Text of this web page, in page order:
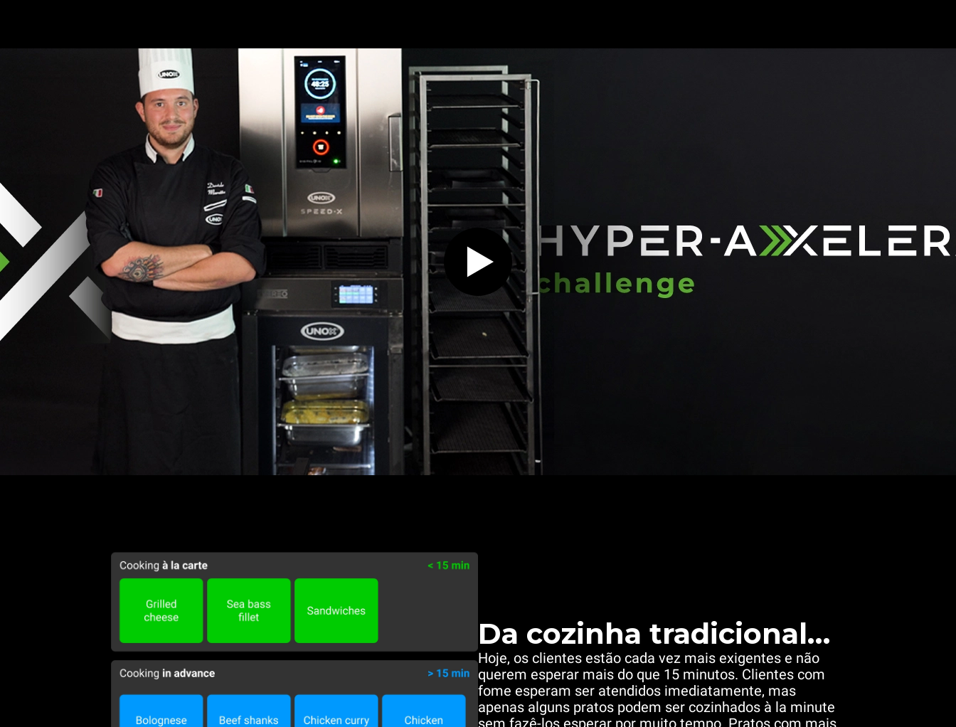
Da cozinha tradicional…
Hoje, os clientes estão cada vez mais exigentes e não
querem esperar mais do que 15 minutos. Clientes com
fome esperam ser atendidos imediatamente, mas
apenas alguns pratos podem ser cozinhados à la minute
sem fazê-los esperar por muito tempo. Pratos com mais